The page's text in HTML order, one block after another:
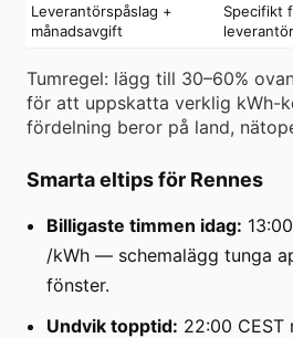
Leverantörspåslag +
månadsavgift
Specifikt
leverantör
Tumregel: lägg till 30–60%
för att uppskatta verklig kWh-
fördelning beror på land,
Smarta eltips för Rennes
Billigaste timmen idag:
/kWh — schemalägg tunga
fönster.
Undvik topptid: 22:00 CEST